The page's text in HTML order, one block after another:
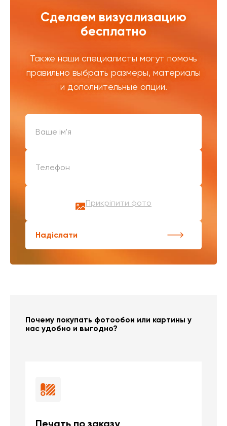
Сделаем визуализацию
бесплатно
Также наши специалисты могут помочь
правильно выбрать размеры, материалы
и дополнительные опции.
Прикріпити фото
Надіслати
Почему покупать фотообои или картины у
нас удобно и выгодно?